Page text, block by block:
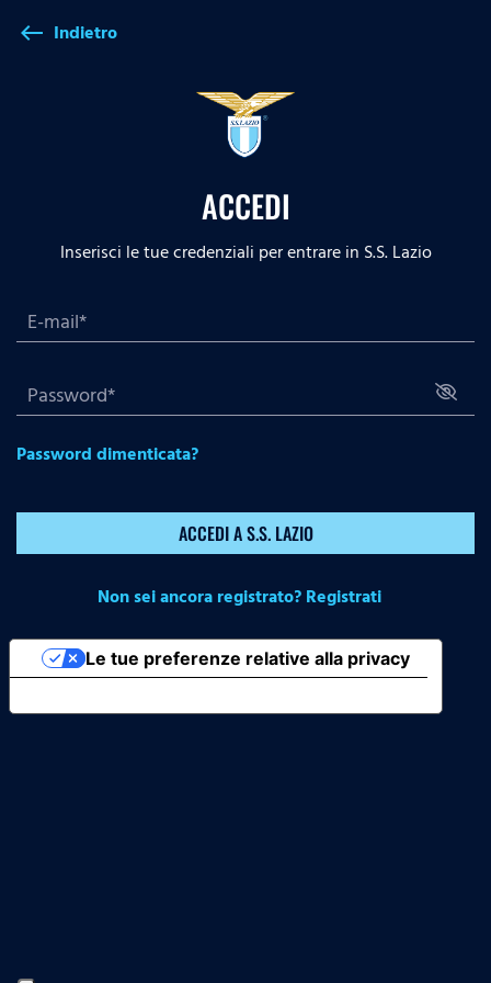
west Indietro
ACCEDI
Inserisci le tue credenziali per entrare in S.S. Lazio
Password dimenticata?
ACCEDI A S.S. LAZIO
Non sei ancora registrato? Registrati
Le tue preferenze relative alla privacy